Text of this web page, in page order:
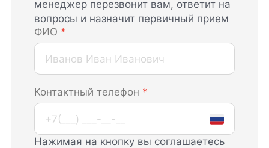
менеджер перезвонит вам, ответит на
вопросы и назначит первичный прием
ФИО *
Контактный телефон *
Нажимая на кнопку вы соглашаетесь